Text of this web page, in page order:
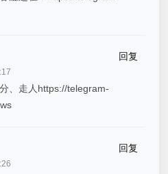
回复
、走人https://telegram-
回复